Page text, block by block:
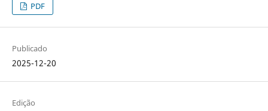
PDF
Publicado
2025-12-20
Edição